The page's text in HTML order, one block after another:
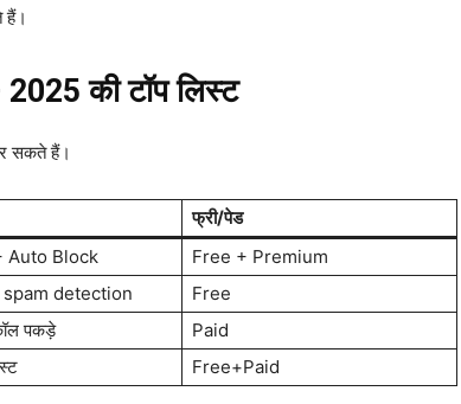
हैं।
की टॉप लिस्ट
सकते हैं।
फ्री/पेड
Auto Block
Free + Premium
detection
Free
पकड़े
Paid
Free+Paid